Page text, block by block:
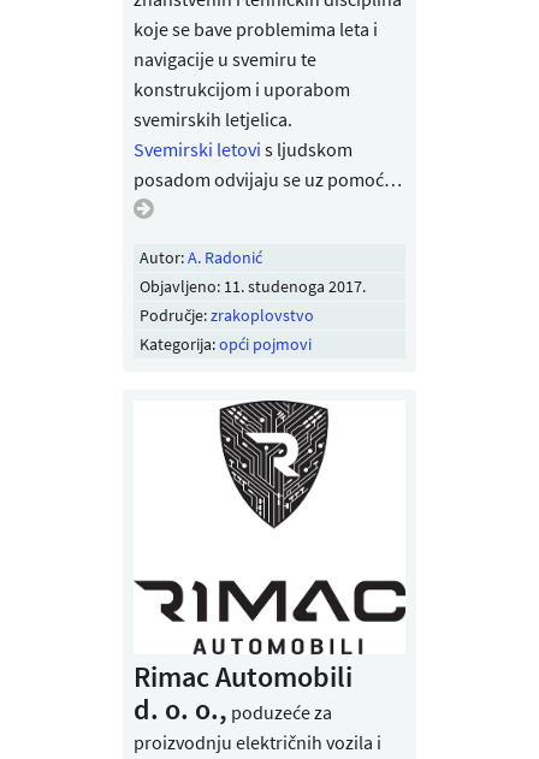
koje se bave problemima leta i
navigacije u svemiru te
konstrukcijom i uporabom
svemirskih letjelica.
Svemirski letovi s ljudskom
posadom odvijaju se uz pomoć…
Autor:A. Radonić
Objavljeno: 11. studenoga 2017.
Područje:zrakoplovstvo
Kategorija:opći pojmovi
Rimac Automobili
d. o. o., poduzeće za
proizvodnju električnih vozila i